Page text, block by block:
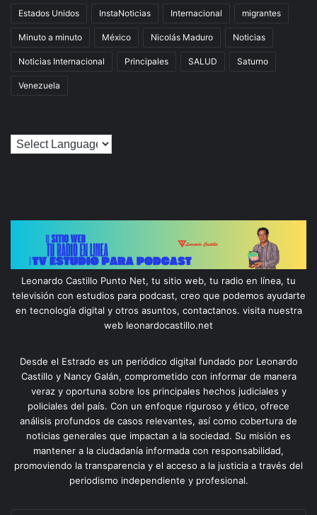
Estados Unidos InstaNoticias Internacional migrantes
Minuto a minuto México Nicolás Maduro Noticias
Noticias Internacional Principales SALUD Saturno
Venezuela
Leonardo Castillo Punto Net, tu sitio web, tu radio en línea, tu
televisión con estudios para podcast, creo que podemos ayudarte
en tecnología digital y otros asuntos, contactanos. visita nuestra
web leonardocastillo.net
Desde el Estrado es un periódico digital fundado por Leonardo
Castillo y Nancy Galán, comprometido con informar de manera
veraz y oportuna sobre los principales hechos judiciales y
policiales del país. Con un enfoque riguroso y ético, ofrece
análisis profundos de casos relevantes, así como cobertura de
noticias generales que impactan a la sociedad. Su misión es
mantener a la ciudadanía informada con responsabilidad,
promoviendo la transparencia y el acceso a la justicia a través del
periodismo independiente y profesional.